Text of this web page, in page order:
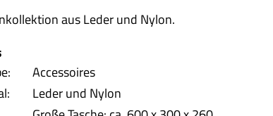
aus Leder und Nylon.
Accessoires
Leder und Nylon